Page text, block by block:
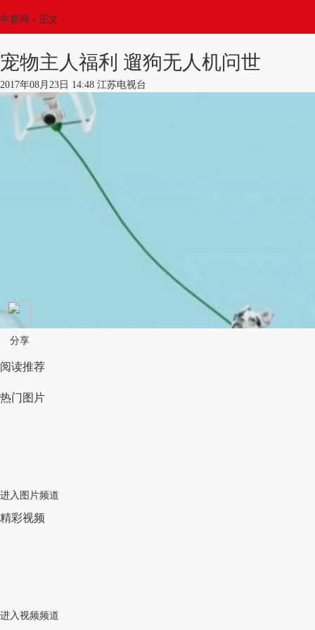
中新网 • 正文
宠物主人福利 遛狗无人机问世
2017年08月23日 14:48 江苏电视台
分享
阅读推荐
热门图片
进入图片频道
精彩视频
进入视频频道